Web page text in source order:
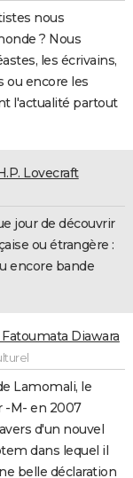
nous
? Nous
les écrivains,
ou encore les
l'actualité partout
Lovecraft
jour de découvrir
ou étrangère :
encore bande
Diawara
Lamomali, le
-M- en 2007
d'un nouvel
dans lequel il
belle déclaration